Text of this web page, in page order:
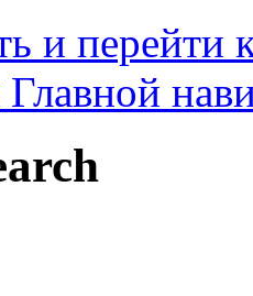
и перейти